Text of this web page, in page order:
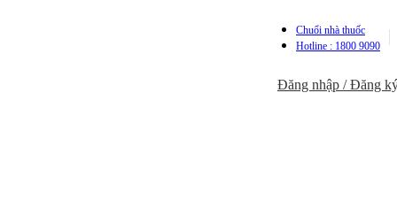
Chuổi nhà thuốc
Hotline : 1800 9090
Đăng nhập / Đăng